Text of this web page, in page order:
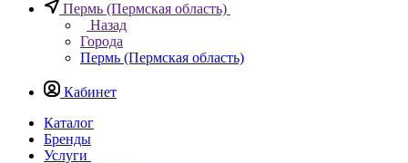
Пермь (Пермская область)
Назад
Города
Пермь (Пермская область)
Кабинет
Каталог
Бренды
Услуги